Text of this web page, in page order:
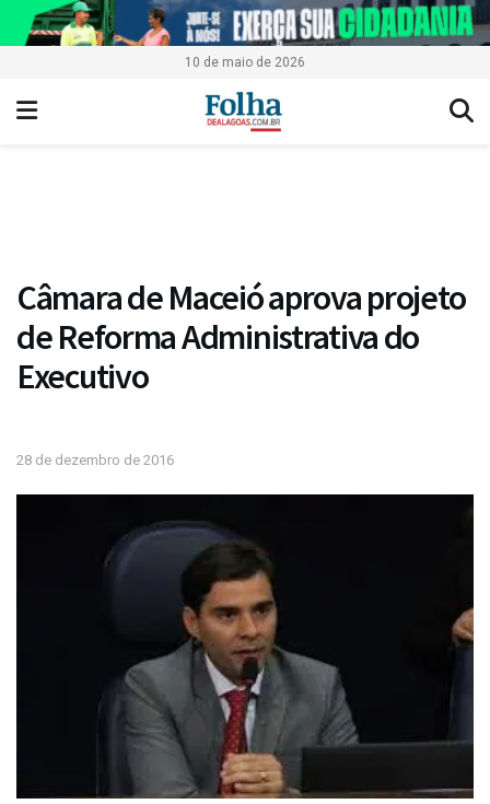
10 de maio de 2026
Câmara de Maceió aprova projeto
de Reforma Administrativa do
Executivo
28 de dezembro de 2016